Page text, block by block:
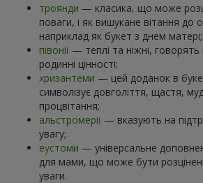
троянди — класика, що може
поваги, і як вишукане вітання до
наприклад як букет з днем матері;
півонії — теплі та ніжні,
родинні цінності;
хризантеми — цей доданок в
символізує довголіття, щастя,
процвітання;
альстромерії — вказують на
увагу;
еустоми — універсальне
для мами, що може бути
уваги.